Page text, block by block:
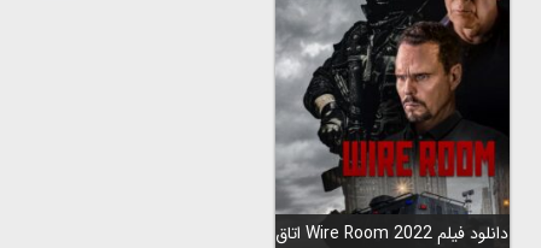
دانلود فیلم Wire Room 2022 اتاق